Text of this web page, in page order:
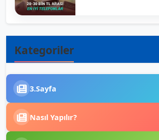
Kategoriler
3.Sayfa
Nasıl Yapılır?